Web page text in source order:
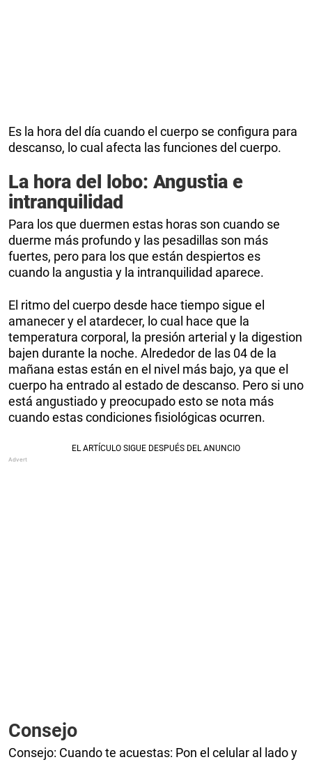
Es la hora del día cuando el cuerpo se configura para
descanso, lo cual afecta las funciones del cuerpo.
La hora del lobo: Angustia e
intranquilidad
Para los que duermen estas horas son cuando se
duerme más profundo y las pesadillas son más
fuertes, pero para los que están despiertos es
cuando la angustia y la intranquilidad aparece.
El ritmo del cuerpo desde hace tiempo sigue el
amanecer y el atardecer, lo cual hace que la
temperatura corporal, la presión arterial y la digestion
bajen durante la noche. Alrededor de las 04 de la
mañana estas están en el nivel más bajo, ya que el
cuerpo ha entrado al estado de descanso. Pero si uno
está angustiado y preocupado esto se nota más
cuando estas condiciones fisiológicas ocurren.
Consejo
Consejo: Cuando te acuestas: Pon el celular al lado y